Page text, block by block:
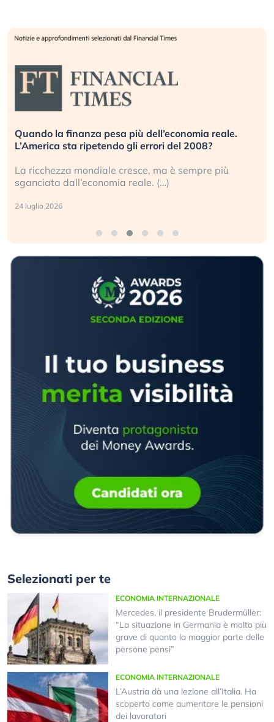
Quando la finanza pesa più dell’economia reale.
L’America sta ripetendo gli errori del 2008?
La ricchezza mondiale cresce, ma è sempre più
sganciata dall’economia reale. (…)
24 luglio 2026
Selezionati per te
ECONOMIA INTERNAZIONALE
Mercedes, il presidente Brudermüller:
“La situazione in Germania è molto più
grave di quanto la maggior parte delle
persone pensi”
ECONOMIA INTERNAZIONALE
L’Austria dà una lezione all’Italia. Ha
scoperto come aumentare le pensioni
dei lavoratori